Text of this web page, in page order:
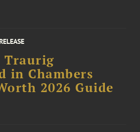
Traurig
in Chambers
2026 Guide